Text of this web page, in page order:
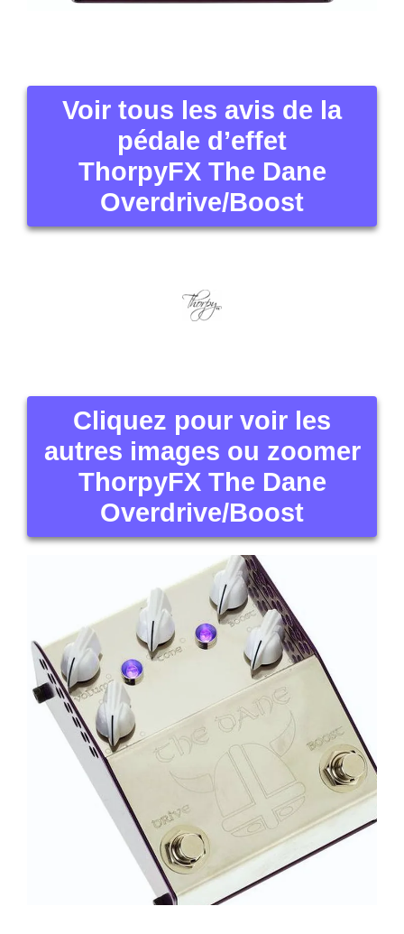
Voir tous les avis de la
pédale d’effet
ThorpyFX The Dane
Overdrive/Boost
Cliquez pour voir les
autres images ou zoomer
ThorpyFX The Dane
Overdrive/Boost